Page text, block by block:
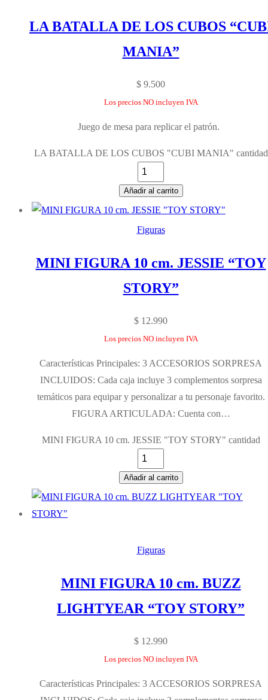
LA BATALLA DE LOS CUBOS
MANIA”
$ 9.500
Los precios NO incluyen IVA
Juego de mesa para replicar el patrón.
LA BATALLA DE LOS CUBOS "CUBI MANIA" cantidad
Añadir al carrito
Figuras
MINI FIGURA 10 cm. JESSIE “TOY
STORY”
$ 12.990
Los precios NO incluyen IVA
Características Principales: 3 ACCESORIOS SORPRESA
INCLUIDOS: Cada caja incluye 3 complementos sorpresa
temáticos para equipar y personalizar a tu personaje favorito.
FIGURA ARTICULADA: Cuenta con…
MINI FIGURA 10 cm. JESSIE "TOY STORY" cantidad
Añadir al carrito
Figuras
MINI FIGURA 10 cm. BUZZ
LIGHTYEAR “TOY STORY”
$ 12.990
Los precios NO incluyen IVA
Características Principales: 3 ACCESORIOS SORPRESA